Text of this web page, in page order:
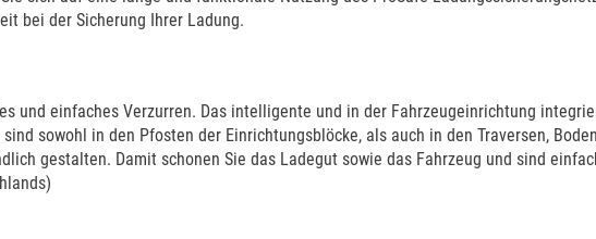
bei der Sicherung Ihrer Ladung.
und einfaches Verzurren. Das intelligente und in der Fahrzeugeinrichtung
sowohl in den Pfosten der Einrichtungsblöcke, als auch in den Traversen,
gestalten. Damit schonen Sie das Ladegut sowie das Fahrzeug und sind